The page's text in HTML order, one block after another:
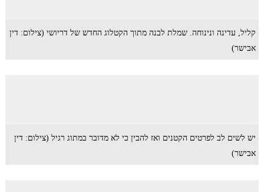
קליל, עדינה ונינוחה. שמלת לבנה מתוך הקטלוג החדש של דריושי (צילום: דין
אבישר)
יש לשים לב לפרטים הקטנים ואז להבין כי לא מדובר במתוג רגיל (צילום: דין
אבישר)